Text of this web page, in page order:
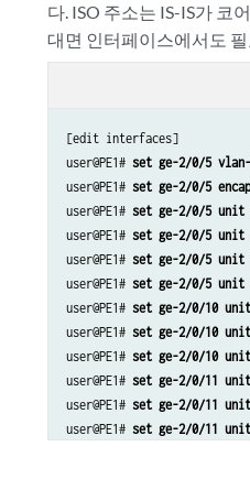
다. ISO 주소는 IS-IS가 코
대면 인터페이스에서도
[edit interfaces]
user@PE1# set ge-2/0/5
user@PE1# set ge-2/0/5
user@PE1# set ge-2/0/5 unit
user@PE1# set ge-2/0/5 unit
user@PE1# set ge-2/0/5 unit
user@PE1# set ge-2/0/5 unit
user@PE1# set ge-2/0/10
user@PE1# set ge-2/0/10
user@PE1# set ge-2/0/10
user@PE1# set ge-2/0/11
user@PE1# set ge-2/0/11
user@PE1# set ge-2/0/11